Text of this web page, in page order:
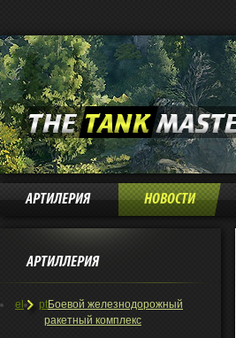
АРТИЛЕРИЯ НОВОСТИ
АРТИЛЛЕРИЯ
el ptБоевой железнодорожный
ракетный комплекс